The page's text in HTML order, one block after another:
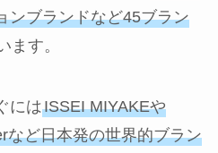
ンブランドなど45ブラン
ます。
にはISSEI MIYAKEや
など日本発の世界的ブラン